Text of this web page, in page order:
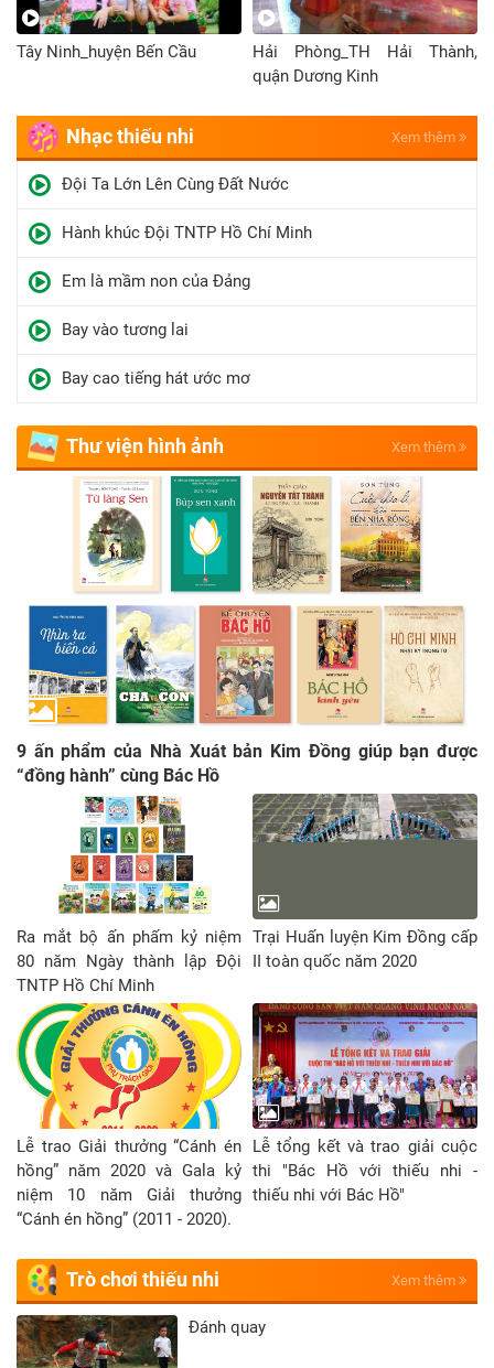
Tây Ninh_huyện Bến Cầu
Hải Phòng_TH Hải Thành,
quận Dương Kinh
Nhạc thiếu nhi Xem thêm
Đội Ta Lớn Lên Cùng Đất Nước
Hành khúc Đội TNTP Hồ Chí Minh
Em là mầm non của Đảng
Bay vào tương lai
Bay cao tiếng hát ước mơ
Thư viện hình ảnh Xem thêm
9 ấn phẩm của Nhà Xuát bản Kim Đồng giúp bạn được
“đồng hành” cùng Bác Hồ
Ra mắt bộ ấn phấm kỷ niệm
80 năm Ngày thành lập Đội
TNTP Hồ Chí Minh
Trại Huấn luyện Kim Đồng cấp
II toàn quốc năm 2020
Lễ trao Giải thưởng “Cánh én
hồng” năm 2020 và Gala kỷ
niệm 10 năm Giải thưởng
“Cánh én hồng” (2011 - 2020).
Lễ tổng kết và trao giải cuộc
thi "Bác Hồ với thiếu nhi -
thiếu nhi với Bác Hồ"
Trò chơi thiếu nhi Xem thêm
Đánh quay